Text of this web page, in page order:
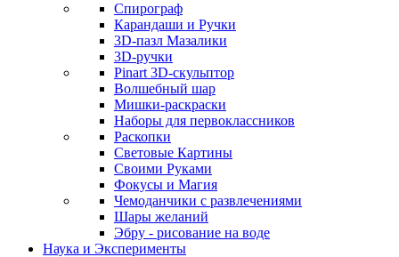
Спирограф
Карандаши и Ручки
3D-пазл Мазалики
3D-ручки
Pinart 3D-скульптор
Волшебный шар
Мишки-раскраски
Наборы для первоклассников
Раскопки
Световые Картины
Своими Руками
Фокусы и Магия
Чемоданчики с развлечениями
Шары желаний
Эбру - рисование на воде
Наука и Эксперименты